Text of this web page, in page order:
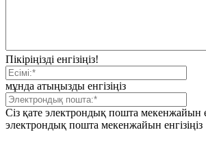
Пікіріңізді енгізіңіз!
мұнда атыңызды енгізіңіз
Сіз қате электрондық пошта мекенжайын
электрондық пошта мекенжайын енгізіңіз